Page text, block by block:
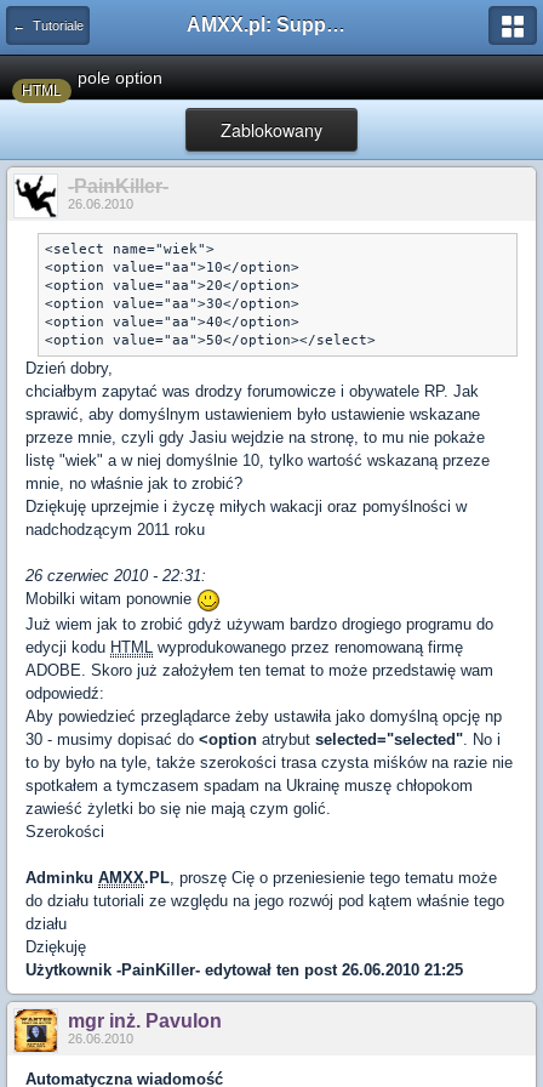
← Tutoriale AMXX.pl: Support AMX Mod X i SourceMod
HTML
pole option
Zablokowany
-PainKiller-
26.06.2010
<select name="wiek">
<option value="aa">10</option>
<option value="aa">20</option>
<option value="aa">30</option>
<option value="aa">40</option>
<option value="aa">50</option></select>
Dzień dobry,
chciałbym zapytać was drodzy forumowicze i obywatele RP. Jak
sprawić, aby domyślnym ustawieniem było ustawienie wskazane
przeze mnie, czyli gdy Jasiu wejdzie na stronę, to mu nie pokaże
listę "wiek" a w niej domyślnie 10, tylko wartość wskazaną przeze
mnie, no właśnie jak to zrobić?
Dziękuję uprzejmie i życzę miłych wakacji oraz pomyślności w
nadchodzącym 2011 roku
26 czerwiec 2010 - 22:31:
Mobilki witam ponownie
Już wiem jak to zrobić gdyż używam bardzo drogiego programu do
edycji kodu HTML wyprodukowanego przez renomowaną firmę
ADOBE. Skoro już założyłem ten temat to może przedstawię wam
odpowiedź:
Aby powiedzieć przeglądarce żeby ustawiła jako domyślną opcję np
30 - musimy dopisać do <option atrybut selected="selected" . No i
to by było na tyle, także szerokości trasa czysta miśków na razie nie
spotkałem a tymczasem spadam na Ukrainę muszę chłopokom
zawieść żyletki bo się nie mają czym golić.
Szerokości
Adminku AMXX.PL , proszę Cię o przeniesienie tego tematu może
do działu tutoriali ze względu na jego rozwój pod kątem właśnie tego
działu
Dziękuję
Użytkownik -PainKiller- edytował ten post 26.06.2010 21:25
mgr inż. Pavulon
26.06.2010
Automatyczna wiadomość